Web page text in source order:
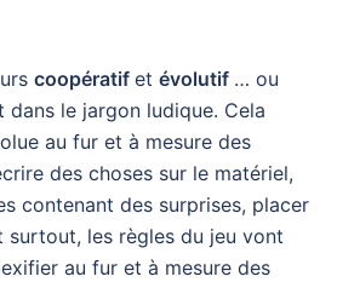
coopératif et évolutif … ou
dans le jargon ludique. Cela
au fur et à mesure des
des choses sur le matériel,
contenant des surprises, placer
les règles du jeu vont
au fur et à mesure des